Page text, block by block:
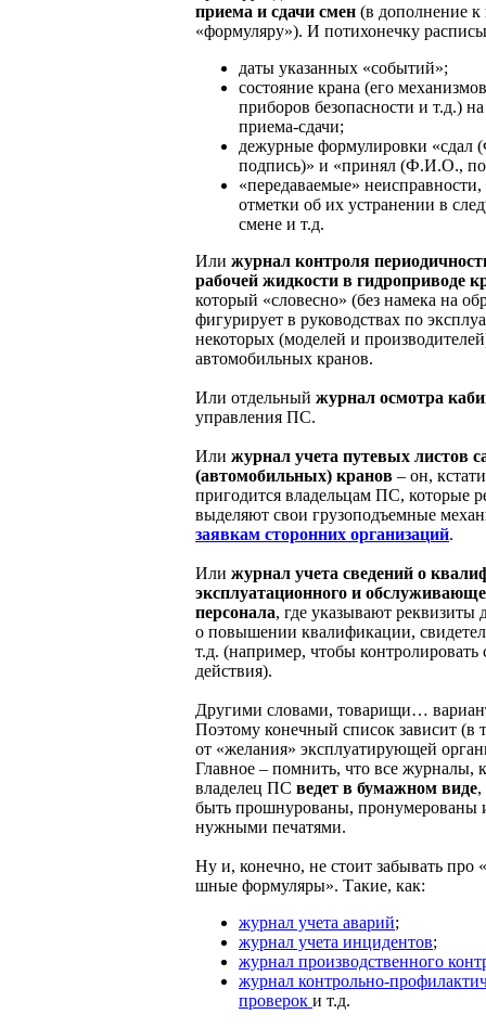
приема и сдачи смен (в дополнение к
«формуляру»). И потихонечку
даты указанных «событий»;
состояние крана (его
приборов безопасности и т.д.)
приема-сдачи;
дежурные формулировки
подпись)» и «принял (Ф.И.О.,
«передаваемые» неисправности,
отметки об их устранении в
смене и т.д.
Или журнал контроля
рабочей жидкости в гидроприводе
который «словесно» (без намека на
фигурирует в руководствах по
некоторых (моделей и
автомобильных кранов.
Или отдельный журнал осмотра
управления ПС.
Или журнал учета путевых листов
(автомобильных) кранов – он,
пригодится владельцам ПС, которые
выделяют свои грузоподъемные
заявкам сторонних организаций.
Или журнал учета сведений о
эксплуатационного и
персонала, где указывают реквизиты
о повышении квалификации,
т.д. (например, чтобы контролировать
действия).
Другими словами, товарищи…
Поэтому конечный список зависит (в
от «желания» эксплуатирующей
Главное – помнить, что все журналы,
владелец ПС ведет в бумажном виде,
быть прошнурованы, пронумерованы
нужными печатями.
Ну и, конечно, не стоит забывать
шные формуляры». Такие, как:
журнал учета аварий;
журнал учета инцидентов;
журнал производственного
журнал контрольно-
проверок и т.д.